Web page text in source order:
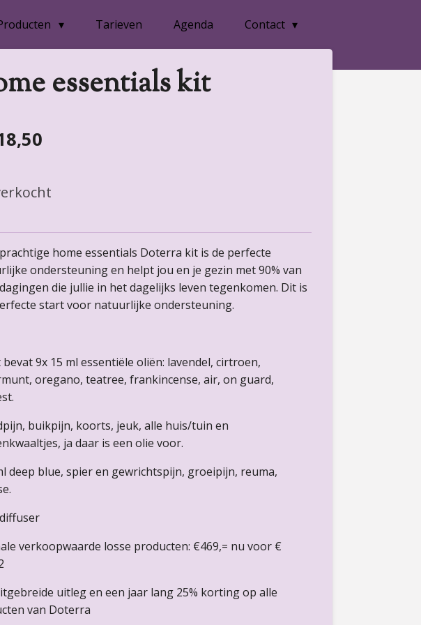
Tarieven Agenda Contact
essentials kit
home essentials Doterra kit is de perfecte
ondersteuning en helpt jou en je gezin met 90% van
die jullie in het dagelijks leven tegenkomen. Dit is
start voor natuurlijke ondersteuning.
bevat 9x 15 ml essentiële oliën: lavendel, cirtroen,
oregano, teatree, frankincense, air, on guard,
buikpijn, koorts, jeuk, alle huis/tuin en
ja daar is een olie voor.
deep blue, spier en gewrichtspijn, groeipijn, reuma,
verkoopwaarde losse producten: €469,= nu voor €
uitleg en een jaar lang 25% korting op alle
van Doterra